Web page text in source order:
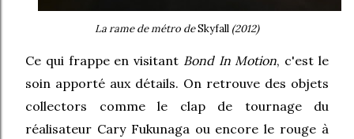
La rame de métro deSkyfall (2012)
Ce qui frappe en visitant Bond In Motion, c'est le
soin apporté aux détails. On retrouve des objets
collectors comme le clap de tournage du
réalisateur Cary Fukunaga ou encore le rouge à